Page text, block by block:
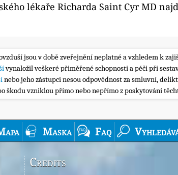
lékaře Richarda Saint Cyr MD
jsou v době zveřejnění neplatné a vzhledem k
vynaložil veškeré přiměřené schopnosti a péči při
nebo jeho zástupci nesou odpovědnost za smluvní,
škodu vzniklou přímo nebo nepřímo z poskytování
Maska Faq
Credits